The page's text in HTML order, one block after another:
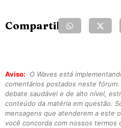
Compartilhe:
Aviso:
O Waves está
comentários postados neste
debate saudável e de alto nível,
conteúdo da matéria em questão.
mensagens que atenderem a este
você concorda com nossos termos